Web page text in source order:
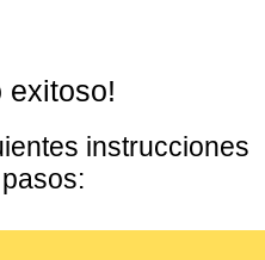
exitoso!
instrucciones